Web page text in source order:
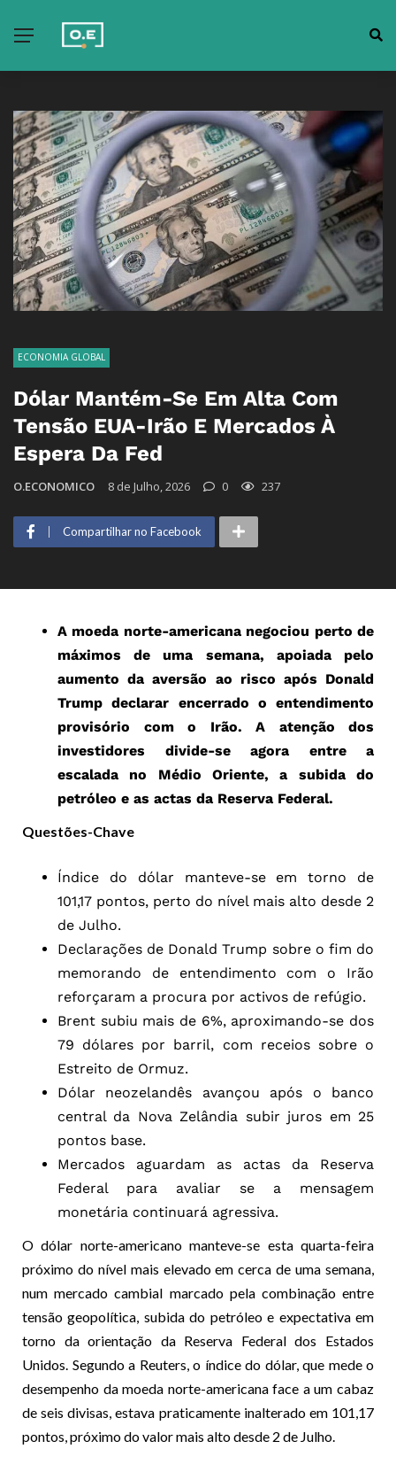
ECONOMIA GLOBAL
Dólar Mantém-Se Em Alta Com
Tensão EUA-Irão E Mercados À
Espera Da Fed
O.ECONOMICO 8 de Julho, 2026 0 237
Compartilhar no Facebook
A moeda norte-americana negociou perto de
máximos de uma semana, apoiada pelo
aumento da aversão ao risco após Donald
Trump declarar encerrado o entendimento
provisório com o Irão. A atenção dos
investidores divide-se agora entre a
escalada no Médio Oriente, a subida do
petróleo e as actas da Reserva Federal.
Questões-Chave
Índice do dólar manteve-se em torno de
101,17 pontos, perto do nível mais alto desde 2
de Julho.
Declarações de Donald Trump sobre o fim do
memorando de entendimento com o Irão
reforçaram a procura por activos de refúgio.
Brent subiu mais de 6%, aproximando-se dos
79 dólares por barril, com receios sobre o
Estreito de Ormuz.
Dólar neozelandês avançou após o banco
central da Nova Zelândia subir juros em 25
pontos base.
Mercados aguardam as actas da Reserva
Federal para avaliar se a mensagem
monetária continuará agressiva.
O dólar norte-americano manteve-se esta quarta-feira
próximo do nível mais elevado em cerca de uma semana,
num mercado cambial marcado pela combinação entre
tensão geopolítica, subida do petróleo e expectativa em
torno da orientação da Reserva Federal dos Estados
Unidos. Segundo a Reuters, o índice do dólar, que mede o
desempenho da moeda norte-americana face a um cabaz
de seis divisas, estava praticamente inalterado em 101,17
pontos, próximo do valor mais alto desde 2 de Julho.